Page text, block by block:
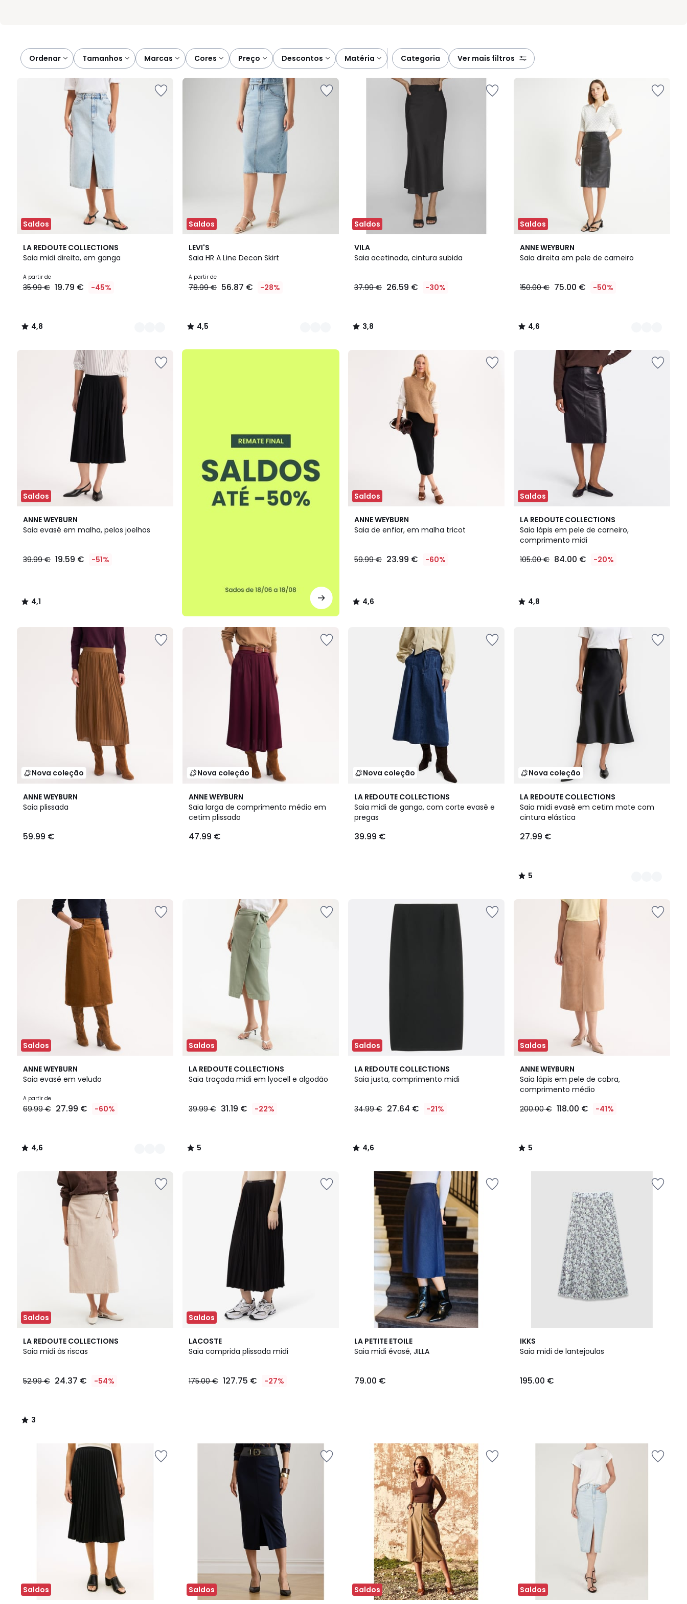
Ordenar tamanhos marcas cores preço descontos matéria categoria ver mais filtros
Saldos
LA REDOUTE COLLECTIONS
Saia midi direita, em ganga
Preço
a
€
A partir de
35.99 € 19.79 € -45%
4,8
/ 5
3
Cores
4,8
/
Saldos
LEVI'S
Saia HR A Line Decon Skirt
A partir de
78.99 € 56.87 € -28%
4,5
/ 5
2
Cores
4,5
/
Saldos
VILA
Saia acetinada, cintura subida
37.99 € 26.59 € -30%
3,8
/ 5
3,8
/
Saldos
ANNE WEYBURN
Saia direita em pele de carneiro
150.00 € 75.00 € -50%
4,6
/ 5
2
Cores
4,6
/
Saldos
ANNE WEYBURN
Saia evasé em malha, pelos joelhos
39.99 € 19.59 € -51%
4,1
/ 5
4,1
/
até
Saldos
ANNE WEYBURN
Saia de enfiar, em malha tricot
59.99 € 23.99 € -60%
4,6
/ 5
4,6
/
Saldos
LA REDOUTE COLLECTIONS
Saia lápis em pele de carneiro,
comprimento midi
105.00 € 84.00 € -20%
4,8
/ 5
4,8
/
Nova coleção
ANNE WEYBURN
Saia plissada
59.99 €
Nova coleção
ANNE WEYBURN
Saia larga de comprimento médio em
cetim plissado
47.99 €
Nova coleção
LA REDOUTE COLLECTIONS
Saia midi de ganga, com corte evasê e
pregas
39.99 €
Nova coleção
LA REDOUTE COLLECTIONS
Saia midi evasê em cetim mate com
cintura elástica
27.99 €
5
/
5
3
Cores
5
/
Saldos
ANNE WEYBURN
Saia evasé em veludo
A partir de
69.99 € 27.99 € -60%
4,6
/ 5
3
Cores
4,6
/
Saldos
LA REDOUTE COLLECTIONS
Saia traçada midi em lyocell e algodão
39.99 € 31.19 € -22%
5
/
5
/
Saldos
LA REDOUTE COLLECTIONS
Saia justa, comprimento midi
34.99 € 27.64 € -21%
4,6
/ 5
4,6
/
Saldos
ANNE WEYBURN
Saia lápis em pele de cabra,
comprimento médio
200.00 € 118.00 € -41%
5
/
5
5
/
Saldos
LA REDOUTE COLLECTIONS
Saia midi às riscas
52.99 € 24.37 € -54%
3
/
3
/
Saldos
LACOSTE
Saia comprida plissada midi
175.00 € 127.75 € -27%
LA PETITE ETOILE
Saia midi évasé, JILLA
79.00 €
IKKS
Saia midi de lantejoulas
195.00 €
Saldos Saldos Saldos Saldos